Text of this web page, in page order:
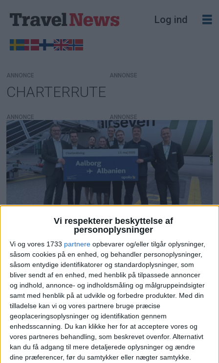
Vi respekterer beskyttelse af
personoplysninger
Vi og vores 1733 partnere opbevarer og/eller tilgår oplysninger,
såsom cookies på en enhed, og behandler personoplysninger,
såsom entydige identifikatorer og standardoplysninger, som
bliver sendt af en enhed, med henblik på tilpassede annoncer
og indhold, annonce- og indholdsmåling og målgruppeindsigter
samt med henblik på at udvikle og forbedre produkter. Med din
tilladelse kan vi og vores partnere bruge præcise
geoplaceringsoplysninger og identifikation gennem
enhedsscanning. Du kan klikke her for at acceptere vores og
vores partneres behandling, som beskrevet ovenfor. Alternativt
kan du få adgang til mere detaljerede oplysninger og ændre
dine præferencer, før du samtykker eller nægter samtykke.
Log ind
Tag:
charterrute
ANNONCE
CHARTERRUTE
ANNONCE
Aalborg åbner ny charterrute
til Albanien
Apollo Rejser har indviet den nye rute fra Aalborg
til Saranda, som giver nordjyder direkte adgang
til sol, strande og middelhavsstemning.
ANNONCE
ANNONCE